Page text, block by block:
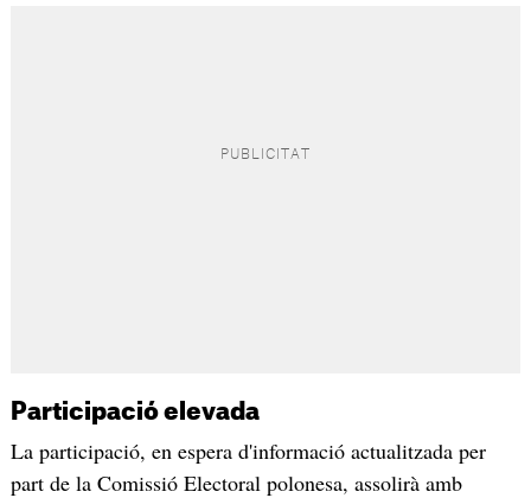
Participació elevada
La participació, en espera d'informació actualitzada per
part de la Comissió Electoral polonesa, assolirà amb